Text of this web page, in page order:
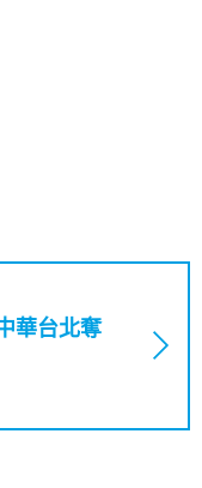
華台北奪